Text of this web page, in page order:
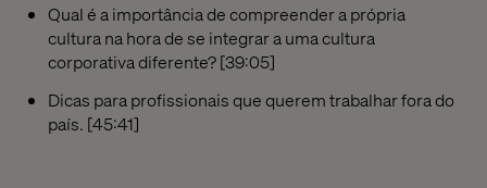
Qual é a importância de compreender a própria
cultura na hora de se integrar a uma cultura
corporativa diferente? [39:05]
Dicas para profissionais que querem trabalhar fora do
país. [45:41]